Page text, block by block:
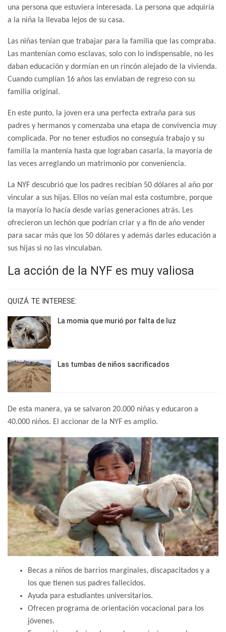
una persona que estuviera interesada. La persona que adquiría
a la niña la llevaba lejos de su casa.
Las niñas tenían que trabajar para la familia que las compraba.
Las mantenían como esclavas, solo con lo indispensable, no les
daban educación y dormían en un rincón alejado de la vivienda.
Cuando cumplían 16 años las enviaban de regreso con su
familia original.
En este punto, la joven era una perfecta extraña para sus
padres y hermanos y comenzaba una etapa de convivencia muy
complicada. Por no tener estudios no conseguía trabajo y su
familia la mantenía hasta que lograban casarla, la mayoría de
las veces arreglando un matrimonio por conveniencia.
La NYF descubrió que los padres recibían 50 dólares al año por
vincular a sus hijas. Ellos no veían mal esta costumbre, porque
la mayoría lo hacía desde varias generaciones atrás. Les
ofrecieron un lechón que podrían criar y a fin de año vender
para sacar más que los 50 dólares y además darles educación a
sus hijas si no las vinculaban.
La acción de la NYF es muy valiosa
QUIZÁ TE INTERESE:
La momia que murió por falta de luz
Las tumbas de niños sacrificados
De esta manera, ya se salvaron 20.000 niñas y educaron a
40.000 niños. El accionar de la NYF es amplio.
Becas a niños de barrios marginales, discapacitados y a
los que tienen sus padres fallecidos.
Ayuda para estudiantes universitarios.
Ofrecen programa de orientación vocacional para los
jóvenes.